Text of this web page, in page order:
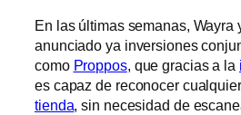
En las últimas semanas, Wayra
anunciado ya inversiones
como Proppos, que gracias a la
es capaz de reconocer
tienda, sin necesidad de